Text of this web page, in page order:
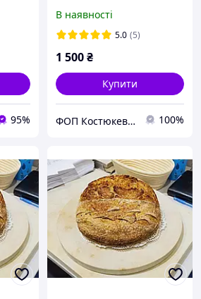
95%
будь-яких розмірах під
замовлення)
В наявності
5.0 (5)
1 500₴
Купити
ФОП Костюкевич М.Є. 100%